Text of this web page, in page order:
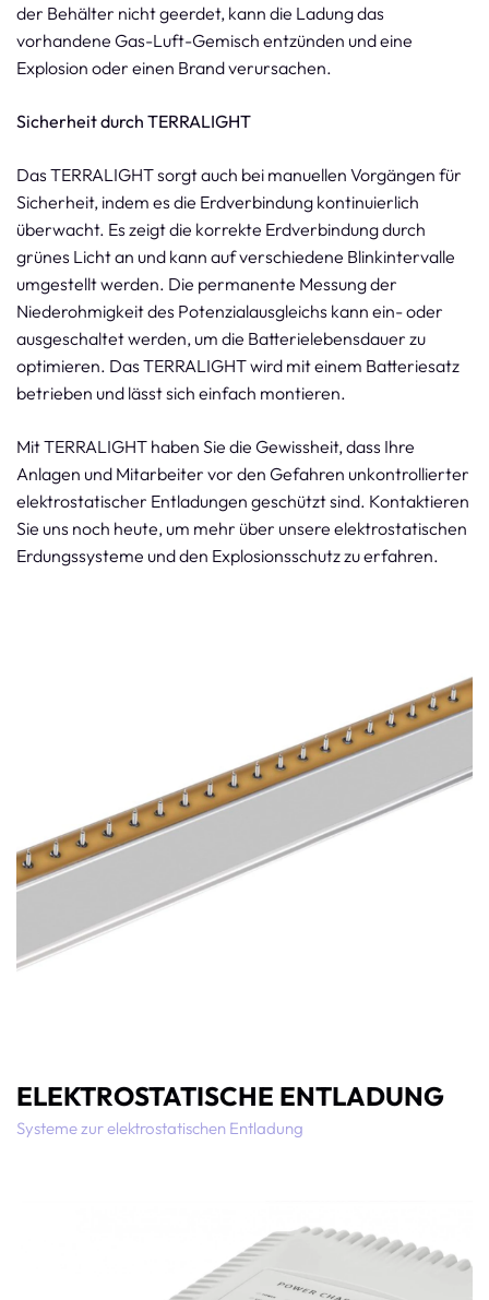
der Behälter nicht geerdet, kann die Ladung das
vorhandene Gas-Luft-Gemisch entzünden und eine
Explosion oder einen Brand verursachen.
Sicherheit durch TERRALIGHT
Das TERRALIGHT sorgt auch bei manuellen Vorgängen für
Sicherheit, indem es die Erdverbindung kontinuierlich
überwacht. Es zeigt die korrekte Erdverbindung durch
grünes Licht an und kann auf verschiedene Blinkintervalle
umgestellt werden. Die permanente Messung der
Niederohmigkeit des Potenzialausgleichs kann ein- oder
ausgeschaltet werden, um die Batterielebensdauer zu
optimieren. Das TERRALIGHT wird mit einem Batteriesatz
betrieben und lässt sich einfach montieren.
Mit TERRALIGHT haben Sie die Gewissheit, dass Ihre
Anlagen und Mitarbeiter vor den Gefahren unkontrollierter
elektrostatischer Entladungen geschützt sind. Kontaktieren
Sie uns noch heute, um mehr über unsere elektrostatischen
Erdungssysteme und den Explosionsschutz zu erfahren.
ELEKTROSTATISCHE ENTLADUNG
Systeme zur elektrostatischen Entladung